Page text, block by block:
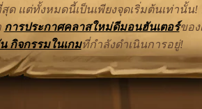
แต่ทั้งหมดนี้เป็นเพียงจุดเริ่มต้นเท่านั้น!
การประกาศคลาสใหม่ดีมอนฮันเตอร์ของ
กิจกรรมในเกมที่กำลังดำเนินการอยู่!